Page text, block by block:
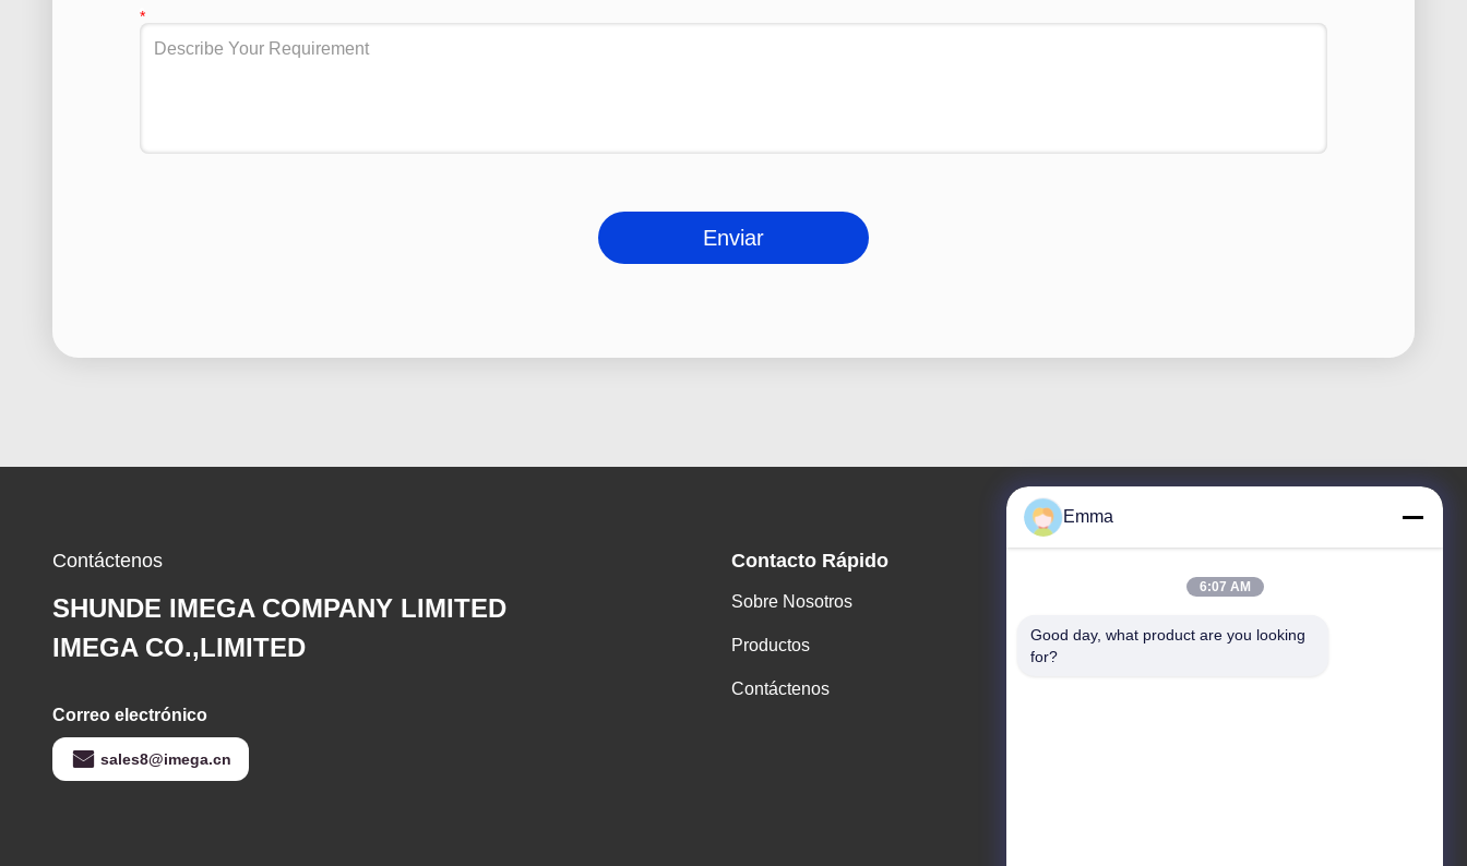
Enviar
Contáctenos
SHUNDE IMEGA COMPANY LIMITED
IMEGA CO.,LIMITED
Correo electrónico
sales8@imega.cn
Contacto Rápido
Sobre Nosotros
Productos
Contáctenos
Sitio 1209-1210, Hai Jun Da Building B, Guizhou DA
Dao Zhong, Ronggui, Shunde, Foshan,
Emma
6:07 AM
Good day, what product are you looking
for?